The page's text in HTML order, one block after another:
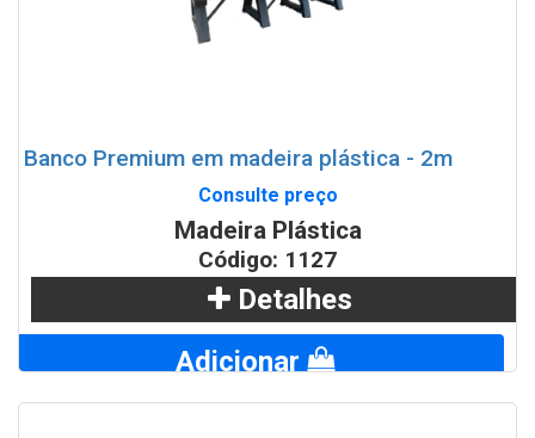
Banco Premium em madeira plástica - 2m
Consulte preço
Madeira Plástica
Código: 1127
Detalhes
Adicionar